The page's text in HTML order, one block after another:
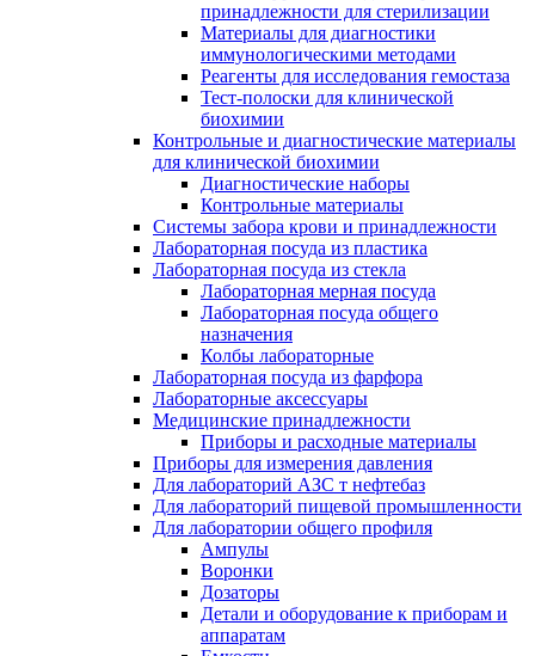
принадлежности для стерилизации
Материалы для диагностики
иммунологическими методами
Реагенты для исследования гемостаза
Тест-полоски для клинической
биохимии
Контрольные и диагностические материалы
для клинической биохимии
Диагностические наборы
Контрольные материалы
Системы забора крови и принадлежности
Лабораторная посуда из пластика
Лабораторная посуда из стекла
Лабораторная мерная посуда
Лабораторная посуда общего
назначения
Колбы лабораторные
Лабораторная посуда из фарфора
Лабораторные аксессуары
Медицинские принадлежности
Приборы и расходные материалы
Приборы для измерения давления
Для лабораторий АЗС т нефтебаз
Для лабораторий пищевой промышленности
Для лаборатории общего профиля
Ампулы
Воронки
Дозаторы
Детали и оборудование к приборам и
аппаратам